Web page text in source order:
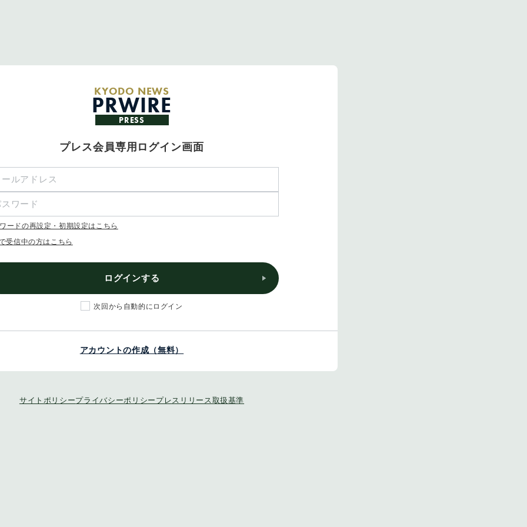
KYODO NEWS
PRWIRE
PRESS
プレス会員専用ログイン画面
ードの再設定・初期設定はこちら
受信中の方はこちら
ログインする
次回から自動的にログイン
アカウントの作成（無料）
サイトポリシープライバシーポリシー プレスリリース取扱基準